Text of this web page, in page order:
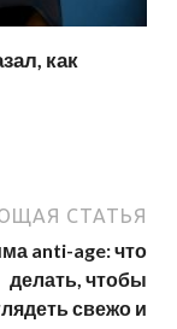
как
СТАТЬЯ
anti-age: что
делать, чтобы
свежо и